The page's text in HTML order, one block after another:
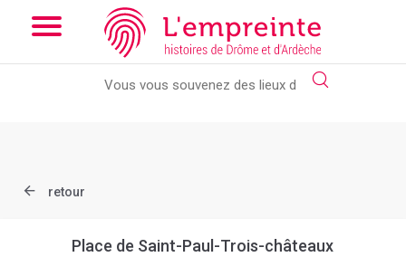
Array ( [slug] => document [ref] => B263626101_X77 )
the new slick-theme.css if you want the default styling
retour
Place de Saint-Paul-Trois-châteaux